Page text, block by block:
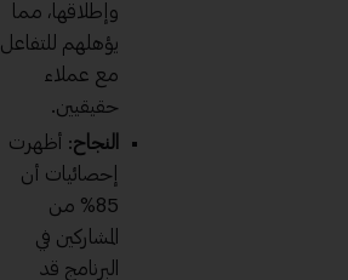
وإطلاقها، مما
يؤهلهم للتفاعل
مع عملاء
حقيقيين.
النجاح: أظهرت
إحصائيات أن
85% من
المشاركين في
البرنامج قد